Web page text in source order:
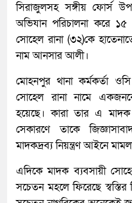
সিরাজুলসহ সঙ্গীয় ফোর্স
অভিযান পরিচালনা করে
সোহেল রানা (৩২)কে
নাম আনসার আলী।
মোহনপুর থানা কর্মকর্তা
সোহেল রানা নামে
হয়েছে। কারা তার এ
সেকারণে তাকে
মাদকদ্রব্য নিয়ন্ত্রণ আইনে
এদিকে মাদক ব্যবসায়ী
সচেতন মহলে ফিরেছে স্বস্তির